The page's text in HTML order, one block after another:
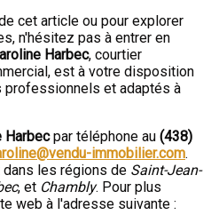
cet article ou pour explorer
n'hésitez pas à entrer en
Harbec, courtier
est à votre disposition
et adaptés à
Harbecpar téléphone au (438)
immobilier.com.
les régions de Saint-Jean-
, et Chambly. Pour plus
web à l'adresse suivante :